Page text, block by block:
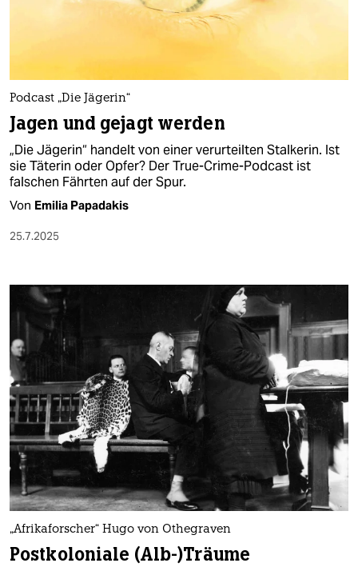
Podcast „Die Jägerin“
Jagen und gejagt werden
„Die Jägerin“ handelt von einer verurteilten Stalkerin. Ist
sie Täterin oder Opfer? Der True-Crime-Podcast ist
falschen Fährten auf der Spur.
Von Emilia Papadakis
25.7.2025
„Afrikaforscher“ Hugo von Othegraven
Postkoloniale (Alb-)Träume